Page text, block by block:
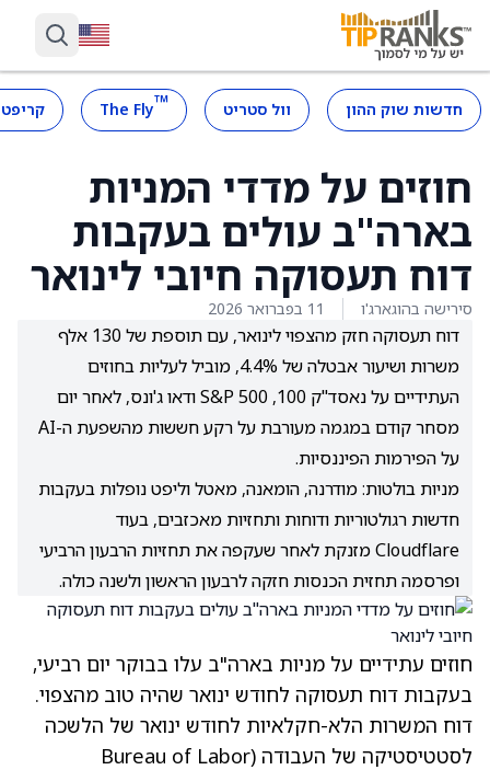
חדשות שוק ההון וול סטריט ™
The Fly
חוזים על מדדי המניות
בארה"ב עולים בעקבות
דוח תעסוקה חיובי לינואר
סירישה בהוגארג'ו 11 בפברואר 2026
דוח תעסוקה חזק מהצפוי לינואר, עם תוספת של 130 אלף
משרות ושיעור אבטלה של 4.4%, מוביל לעליות בחוזים
העתידיים על נאסד"ק 100, S&P 500 ודאו ג'ונס, לאחר יום
מסחר קודם במגמה מעורבת על רקע חששות מהשפעת ה-AI
על הפירמות הפיננסיות.
מניות בולטות: מודרנה, הומאנה, מאטל וליפט נופלות בעקבות
חדשות רגולטוריות ודוחות ותחזיות מאכזבים, בעוד
Cloudflare מזנקת לאחר שעקפה את תחזיות הרבעון הרביעי
ופרסמה תחזית הכנסות חזקה לרבעון הראשון ולשנה כולה.
חוזים עתידיים על מניות בארה"ב עלו בבוקר יום רביעי,
בעקבות דוח תעסוקה לחודש ינואר שהיה טוב מהצפוי.
דוח המשרות הלא-חקלאיות לחודש ינואר של הלשכה
לסטטיסטיקה של העבודה (Bureau of Labor